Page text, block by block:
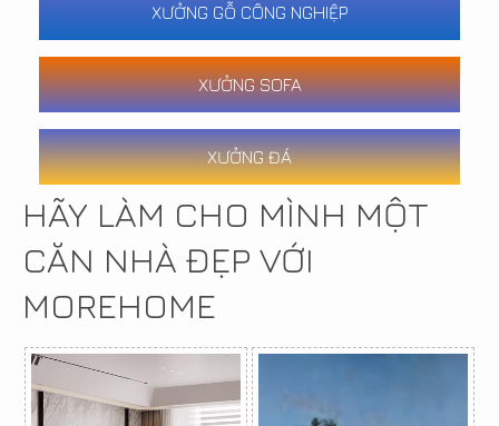
XƯỞNG GỖ CÔNG NGHIỆP
XƯỞNG SOFA
XƯỞNG ĐÁ
HÃY LÀM CHO MÌNH MỘT
CĂN NHÀ ĐẸP VỚI
MOREHOME